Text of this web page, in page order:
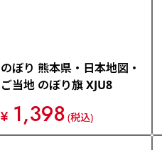
のぼり 熊本県・日本地図・
ご当地 のぼり旗 XJU8
¥ 1,398 (税込)